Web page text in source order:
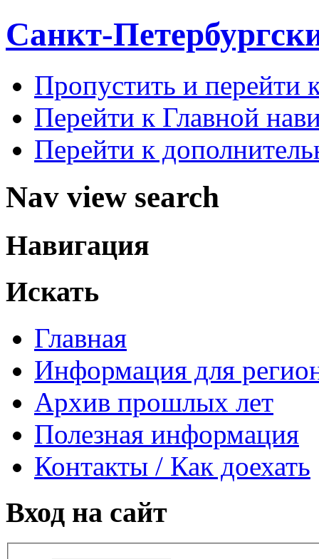
Санкт-
Пропустить и перейти
Перейти к Главной
Перейти к
Nav view search
Навигация
Искать
Главная
Информация для
Архив прошлых лет
Полезная информация
Контакты / Как доехать
Вход на сайт